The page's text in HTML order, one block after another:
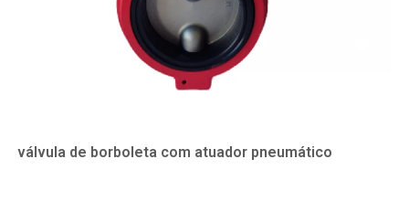
válvula de borboleta com atuador pneumático